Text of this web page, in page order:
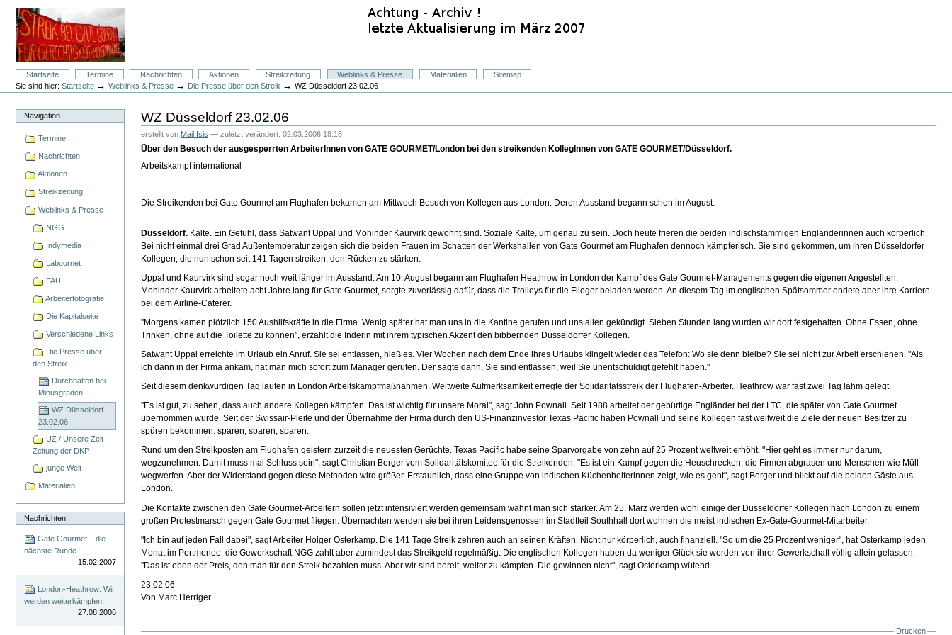
Inhalt
Direkt
Navigation
SektionenStartseite Termine Nachrichten Aktionen Streikzeitung Weblinks & Presse Materialien
Sitemap
Benutzerspezifische
Werkzeuge
Sie sind hier: Startseite →Weblinks & Presse → Die Presse über den Streik →WZ Düsseldorf 23.02.06
Navigation
Termine
Nachrichten
Aktionen
Streikzeitung
Weblinks & Presse
NGG
Indymedia
Labournet
FAU
Arbeiterfotografie
Die Kapitalseite
Verschiedene Links
Die Presse über
den Streik
Durchhalten bei
Minusgraden!
WZ Düsseldorf
23.02.06
UZ / Unsere Zeit -
Zeitung der DKP
junge Welt
Materialien
Nachrichten
Gate Gourmet – die
nächste Runde
15.02.2007
London-Heathrow: Wir
werden weiterkämpfen!
27.08.2006
WZ Düsseldorf 23.02.06
erstellt von Mail Isis —zuletzt verändert: 02.03.2006 18:18
Über den Besuch der ausgesperrten ArbeiterInnen von GATE GOURMET/London bei den streikenden KollegInnen von GATE GOURMET/Düsseldorf.
Arbeitskampf international
Die Streikenden bei Gate Gourmet am Flughafen bekamen am Mittwoch Besuch von Kollegen aus London. Deren Ausstand begann schon im August.
Düsseldorf. Kälte. Ein Gefühl, dass Satwant Uppal und Mohinder Kaurvirk gewöhnt sind. Soziale Kälte, um genau zu sein. Doch heute frieren die beiden indischstämmigen Engländerinnen auch körperlich.
Bei nicht einmal drei Grad Außentemperatur zeigen sich die beiden Frauen im Schatten der Werkshallen von Gate Gourmet am Flughafen dennoch kämpferisch. Sie sind gekommen, um ihren Düsseldorfer
Kollegen, die nun schon seit 141 Tagen streiken, den Rücken zu stärken.
Uppal und Kaurvirk sind sogar noch weit länger im Ausstand. Am 10. August begann am Flughafen Heathrow in London der Kampf des Gate Gourmet-Managements gegen die eigenen Angestellten.
Mohinder Kaurvirk arbeitete acht Jahre lang für Gate Gourmet, sorgte zuverlässig dafür, dass die Trolleys für die Flieger beladen werden. An diesem Tag im englischen Spätsommer endete aber ihre Karriere
bei dem Airline-Caterer.
"Morgens kamen plötzlich 150 Aushilfskräfte in die Firma. Wenig später hat man uns in die Kantine gerufen und uns allen gekündigt. Sieben Stunden lang wurden wir dort festgehalten. Ohne Essen, ohne
Trinken, ohne auf die Toilette zu können", erzählt die Inderin mit ihrem typischen Akzent den bibbernden Düsseldorfer Kollegen.
Satwant Uppal erreichte im Urlaub ein Anruf. Sie sei entlassen, hieß es. Vier Wochen nach dem Ende ihres Urlaubs klingelt wieder das Telefon: Wo sie denn bleibe? Sie sei nicht zur Arbeit erschienen. "Als
ich dann in der Firma ankam, hat man mich sofort zum Manager gerufen. Der sagte dann, Sie sind entlassen, weil Sie unentschuldigt gefehlt haben."
Seit diesem denkwürdigen Tag laufen in London Arbeitskampfmaßnahmen. Weltweite Aufmerksamkeit erregte der Solidaritätsstreik der Flughafen-Arbeiter. Heathrow war fast zwei Tag lahm gelegt.
"Es ist gut, zu sehen, dass auch andere Kollegen kämpfen. Das ist wichtig für unsere Moral", sagt John Pownall. Seit 1988 arbeitet der gebürtige Engländer bei der LTC, die später von Gate Gourmet
übernommen wurde. Seit der Swissair-Pleite und der Übernahme der Firma durch den US-Finanzinvestor Texas Pacific haben Pownall und seine Kollegen fast weltweit die Ziele der neuen Besitzer zu
spüren bekommen: sparen, sparen, sparen.
Rund um den Streikposten am Flughafen geistern zurzeit die neuesten Gerüchte. Texas Pacific habe seine Sparvorgabe von zehn auf 25 Prozent weltweit erhöht. "Hier geht es immer nur darum,
wegzunehmen. Damit muss mal Schluss sein", sagt Christian Berger vom Solidaritätskomitee für die Streikenden. "Es ist ein Kampf gegen die Heuschrecken, die Firmen abgrasen und Menschen wie Müll
wegwerfen. Aber der Widerstand gegen diese Methoden wird größer. Erstaunlich, dass eine Gruppe von indischen Küchenhelferinnen zeigt, wie es geht", sagt Berger und blickt auf die beiden Gäste aus
London.
Die Kontakte zwischen den Gate Gourmet-Arbeitern sollen jetzt intensiviert werden gemeinsam wähnt man sich stärker. Am 25. März werden wohl einige der Düsseldorfer Kollegen nach London zu einem
großen Protestmarsch gegen Gate Gourmet fliegen. Übernachten werden sie bei ihren Leidensgenossen im Stadtteil Southhall dort wohnen die meist indischen Ex-Gate-Gourmet-Mitarbeiter.
"Ich bin auf jeden Fall dabei", sagt Arbeiter Holger Osterkamp. Die 141 Tage Streik zehren auch an seinen Kräften. Nicht nur körperlich, auch finanziell. "So um die 25 Prozent weniger", hat Osterkamp jeden
Monat im Portmonee, die Gewerkschaft NGG zahlt aber zumindest das Streikgeld regelmäßig. Die englischen Kollegen haben da weniger Glück sie werden von ihrer Gewerkschaft völlig allein gelassen.
"Das ist eben der Preis, den man für den Streik bezahlen muss. Aber wir sind bereit, weiter zu kämpfen. Die gewinnen nicht", sagt Osterkamp wütend.
23.02.06
Von Marc Herriger
Drucken